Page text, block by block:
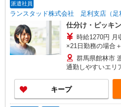
派遣社員
ランスタッド株式会社 足利支店（足
仕分け・ピッキ
時給1270円 月
×21日勤務の場合
通費実費支給／当
群馬県館林市
通勤しやすいエリ
キープ